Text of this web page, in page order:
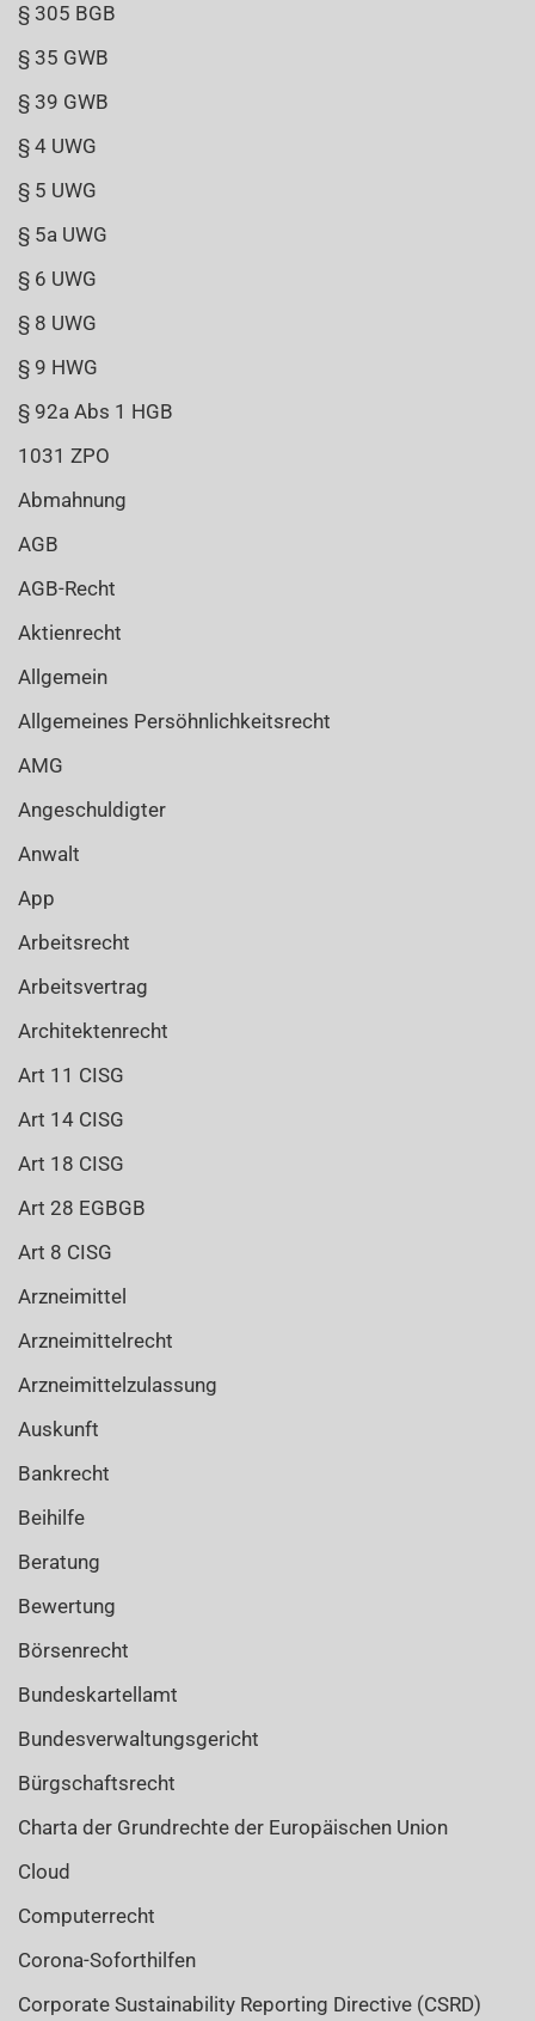
§ 305 BGB
§ 35 GWB
§ 39 GWB
§ 4 UWG
§ 5 UWG
§ 5a UWG
§ 6 UWG
§ 8 UWG
§ 9 HWG
§ 92a Abs 1 HGB
1031 ZPO
Abmahnung
AGB
AGB-Recht
Aktienrecht
Allgemein
Allgemeines Persöhnlichkeitsrecht
AMG
Angeschuldigter
Anwalt
App
Arbeitsrecht
Arbeitsvertrag
Architektenrecht
Art 11 CISG
Art 14 CISG
Art 18 CISG
Art 28 EGBGB
Art 8 CISG
Arzneimittel
Arzneimittelrecht
Arzneimittelzulassung
Auskunft
Bankrecht
Beihilfe
Beratung
Bewertung
Börsenrecht
Bundeskartellamt
Bundesverwaltungsgericht
Bürgschaftsrecht
Charta der Grundrechte der Europäischen Union
Cloud
Computerrecht
Corona-Soforthilfen
Corporate Sustainability Reporting Directive (CSRD)